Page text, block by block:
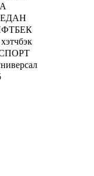
СПОРТ